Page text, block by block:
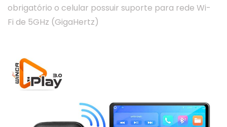
obrigatório o celular possuir suporte para rede Wi-
Fi de 5GHz (GigaHertz)